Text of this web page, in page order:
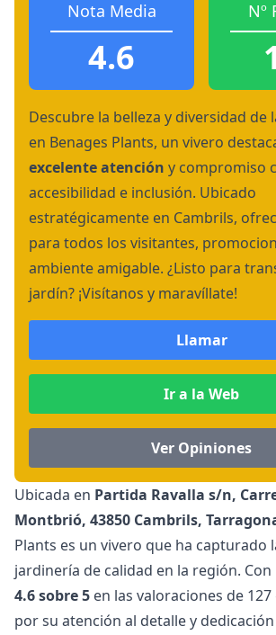
Nota Media
4.6
Nº
Descubre la belleza y diversidad de
en Benages Plants, un vivero
excelente atención y compromiso
accesibilidad e inclusión. Ubicado
estratégicamente en Cambrils,
para todos los visitantes,
ambiente amigable. ¿Listo para
jardín? ¡Visítanos y maravíllate!
Llamar
Ir a la Web
Ver Opiniones
Ubicada en Partida Ravalla s/n,
Montbrió, 43850 Cambrils,
Plants es un vivero que ha capturado
jardinería de calidad en la región.
4.6 sobre 5 en las valoraciones de
por su atención al detalle y